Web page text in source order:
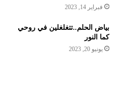
فبراير 14, 2023
بياض الحلم..تتغلغلين في روحي
كما النور
يونيو 20, 2023